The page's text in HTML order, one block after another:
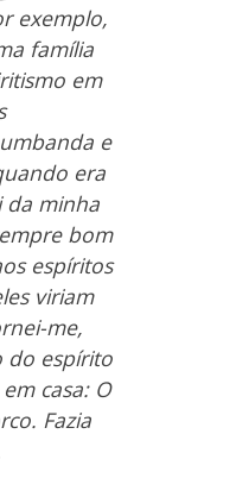
exemplo,
família
em
e
era
da minha
bom
espíritos
viriam
me,
do espírito
casa: O
Fazia